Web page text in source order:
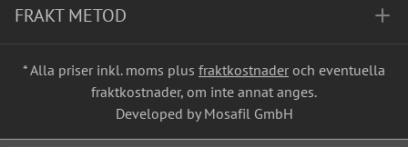
FRAKT METOD
* Alla priser inkl. moms plus fraktkostnader och eventuella
fraktkostnader, om inte annat anges.
Developed by Mosafil GmbH